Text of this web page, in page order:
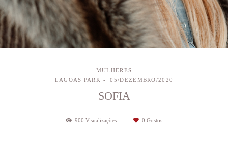
MULHERES
LAGOAS PARK
05/DEZEMBRO/2020
SOFIA
900 Visualizações 0 Gostos